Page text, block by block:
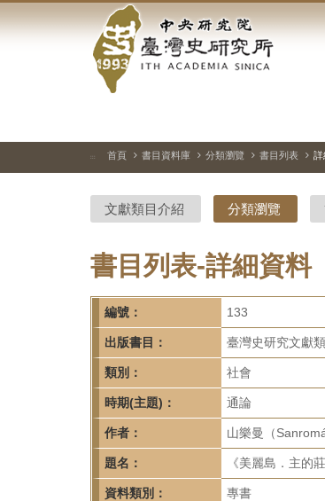
到
中
央
研
院-
臺
灣
史
研
究
所-
首
頁
::: 首頁 書目資料庫 分類瀏覽 書目列表 詳
文獻類目介紹 分類瀏覽
書目列表-詳細資料
編號： 133
出版書目： 臺灣史研究文獻
類別： 社會
時期(主題)： 通論
作者： 山樂曼（
題名： 《美麗島．主的
資料類別： 專書